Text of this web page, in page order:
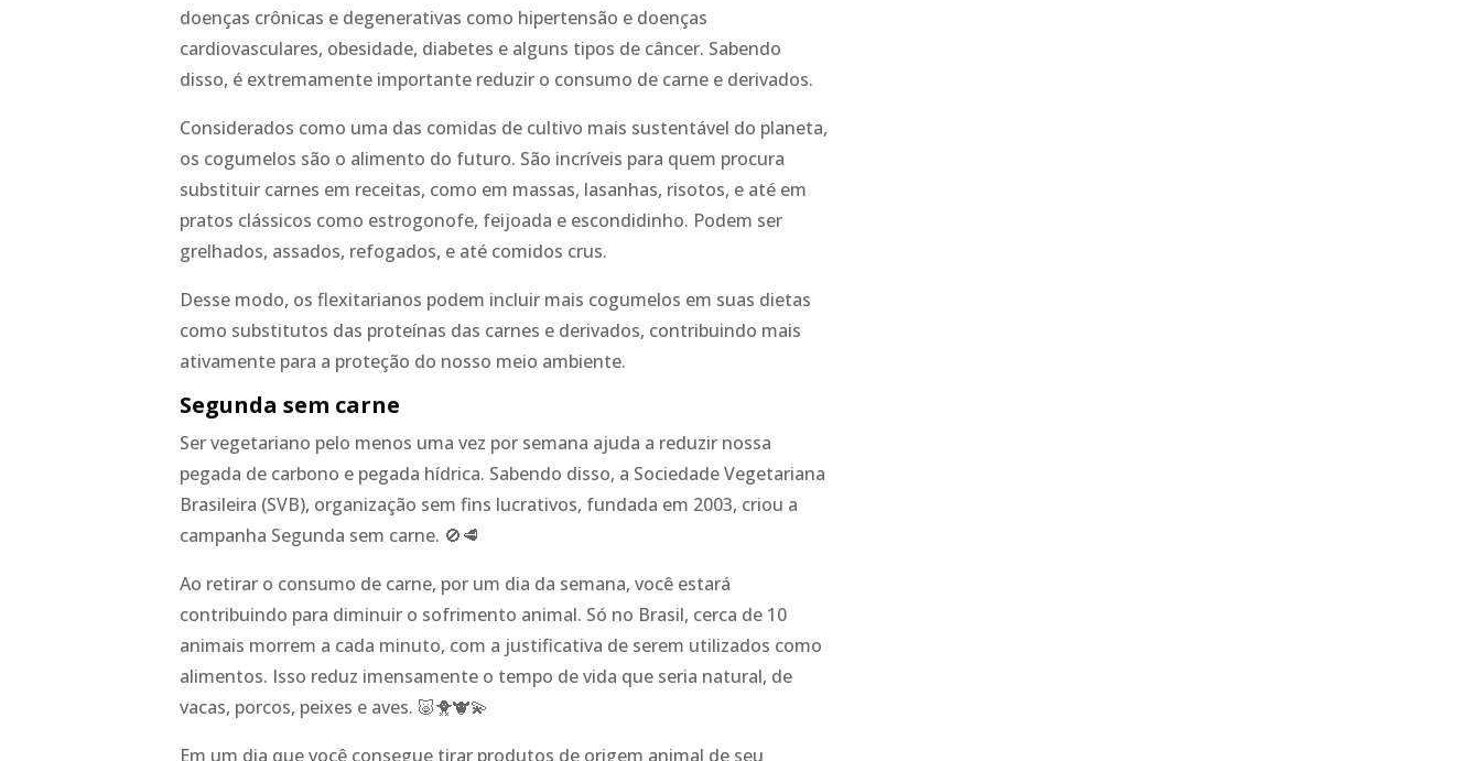
doenças crônicas e degenerativas como hipertensão e doenças
cardiovasculares, obesidade, diabetes e alguns tipos de câncer. Sabendo
disso, é extremamente importante reduzir o consumo de carne e derivados.
Considerados como uma das comidas de cultivo mais sustentável do planeta,
os cogumelos são o alimento do futuro. São incríveis para quem procura
substituir carnes em receitas, como em massas, lasanhas, risotos, e até em
pratos clássicos como estrogonofe, feijoada e escondidinho. Podem ser
grelhados, assados, refogados, e até comidos crus.
Desse modo, os flexitarianos podem incluir mais cogumelos em suas dietas
como substitutos das proteínas das carnes e derivados, contribuindo mais
ativamente para a proteção do nosso meio ambiente.
Segunda sem carne
Ser vegetariano pelo menos uma vez por semana ajuda a reduzir nossa
pegada de carbono e pegada hídrica. Sabendo disso, a Sociedade Vegetariana
Brasileira (SVB), organização sem fins lucrativos, fundada em 2003, criou a
campanha Segunda sem carne. 🚫🥩
Ao retirar o consumo de carne, por um dia da semana, você estará
contribuindo para diminuir o sofrimento animal. Só no Brasil, cerca de 10
animais morrem a cada minuto, com a justificativa de serem utilizados como
alimentos. Isso reduz imensamente o tempo de vida que seria natural, de
vacas, porcos, peixes e aves. 🐷🐥🐮💫
Em um dia que você consegue tirar produtos de origem animal de seu